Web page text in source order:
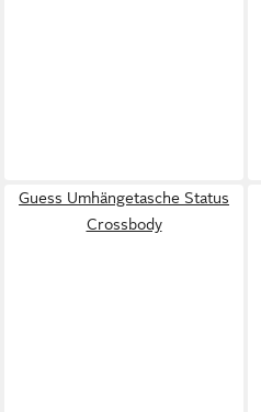
Guess Umhängetasche Status
Crossbody